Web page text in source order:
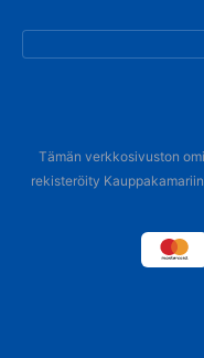
Tämän verkkosivuston
rekisteröity